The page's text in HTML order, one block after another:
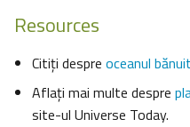
Resources
Citiţi despre oceanul
Aflaţi mai multe despre
site-ul Universe Today.